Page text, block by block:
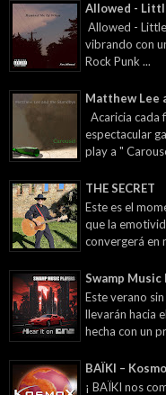
Allowed -
Allowed -
vibrando con
Rock Punk ...
Matthew Lee
Acaricia cada
espectacular
play a "
THE SECRET
Este es el
que la
convergerá en
Swamp
Este verano
llevarán hacia
hecha con un
BAÏKI –
¡ BAÏKI nos